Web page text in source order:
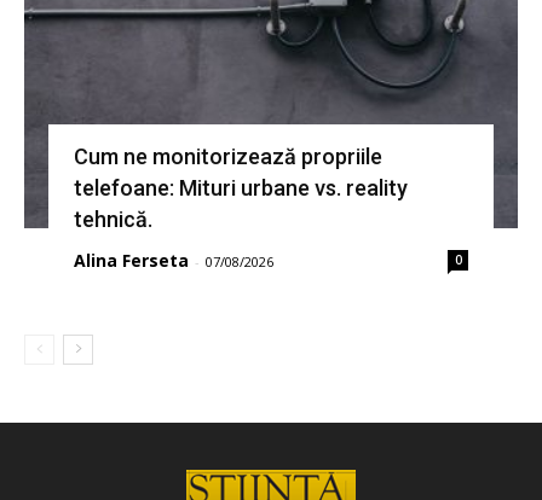
Cum ne monitorizează propriile
telefoane: Mituri urbane vs. reality
tehnică.
Alina Ferseta - 07/08/2026 0